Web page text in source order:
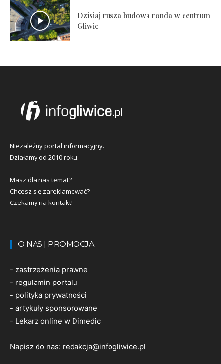
Dzisiaj rusza budowa ronda w centrum
Gliwic
Niezależny portal informacyjny.
Działamy od 2010 roku.
Masz dla nas temat?
Chcesz się zareklamować?
Czekamy na kontakt!
O NAS | PROMOCJA
- zastrzeżenia prawne
- regulamin portalu
- polityka prywatności
- artykuły sponsorowane
- Lekarz online w Dimedic
Napisz do nas: redakcja@infogliwice.pl